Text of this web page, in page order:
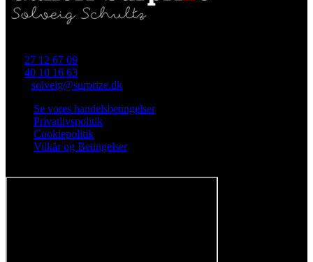
27 12 67 09
40 10 16 63
solveig@surprize.dk
Se vores handelsbetingelser
Privatlivspolitik
Cookiepolitik
Vilkår og Betingelser